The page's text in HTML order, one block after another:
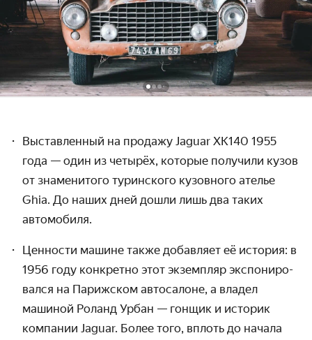
Выставленный на продажу Jaguar XK140 1955
года — один из четырёх, которые получили кузов
от знаменитого туринского кузовного ателье
Ghia. До наших дней дошли лишь два таких
автомобиля.
Ценности машине также добавляет её история: в
1956 году конкретно этот экземпляр экспониро­
вался на Парижском автосалоне, а владел
машиной Роланд Урбан — гонщик и историк
компании Jaguar. Более того, вплоть до начала